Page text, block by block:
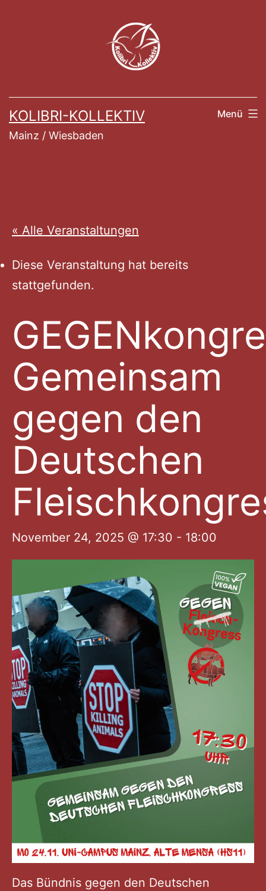
KOLIBRI-KOLLEKTIV
Mainz / Wiesbaden
Menü
« Alle Veranstaltungen
Diese Veranstaltung hat bereits
stattgefunden.
Gemeinsam
gegen den
Deutschen
November 24, 2025 @ 17:30 - 18:00
Das Bündnis gegen den Deutschen